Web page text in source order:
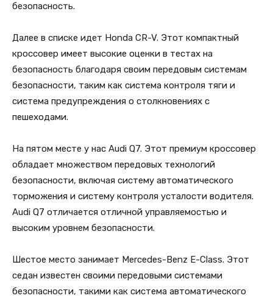
безопасность.
Далее в списке идет Honda CR-V. Этот компактный
кроссовер имеет высокие оценки в тестах на
безопасность благодаря своим передовым системам
безопасности, таким как система контроля тяги и
система предупреждения о столкновениях с
пешеходами.
На пятом месте у нас Audi Q7. Этот премиум кроссовер
обладает множеством передовых технологий
безопасности, включая систему автоматического
торможения и систему контроля усталости водителя.
Audi Q7 отличается отличной управляемостью и
высоким уровнем безопасности.
Шестое место занимает Mercedes-Benz E-Class. Этот
седан известен своими передовыми системами
безопасности, такими как система автоматического